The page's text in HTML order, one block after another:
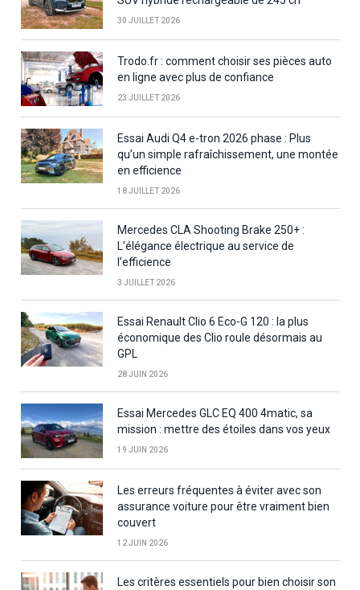
30 JUILLET 2026
Trodo.fr : comment choisir ses pièces auto
en ligne avec plus de confiance
23 JUILLET 2026
Essai Audi Q4 e-tron 2026 phase : Plus
qu’un simple rafraîchissement, une montée
en efficience
18 JUILLET 2026
Mercedes CLA Shooting Brake 250+ :
L’élégance électrique au service de
l’efficience
3 JUILLET 2026
Essai Renault Clio 6 Eco-G 120 : la plus
économique des Clio roule désormais au
GPL
28 JUIN 2026
Essai Mercedes GLC EQ 400 4matic, sa
mission : mettre des étoiles dans vos yeux
19 JUIN 2026
Les erreurs fréquentes à éviter avec son
assurance voiture pour être vraiment bien
couvert
12 JUIN 2026
Les critères essentiels pour bien choisir son